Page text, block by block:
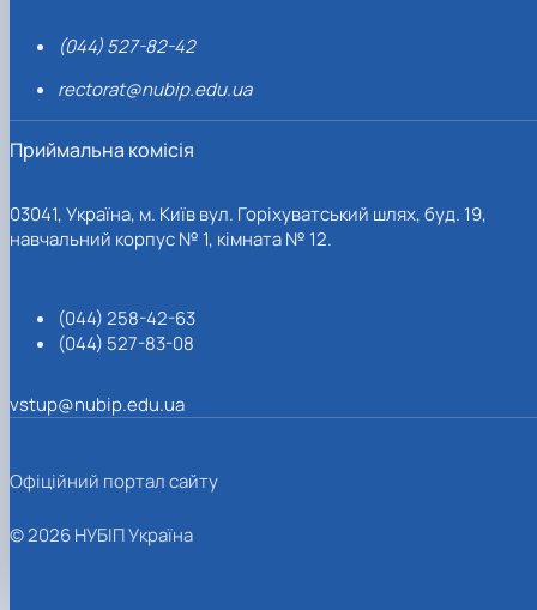
(044) 527-82-42
rectorat@nubip.edu.ua
Приймальна комісія
03041, Україна, м. Київ вул. Горіхуватський шлях, буд. 19,
навчальний корпус № 1, кімната № 12.
(044) 258-42-63
(044) 527-83-08
vstup@nubip.edu.ua
Офіційний портал сайту
© 2026 НУБІП Україна